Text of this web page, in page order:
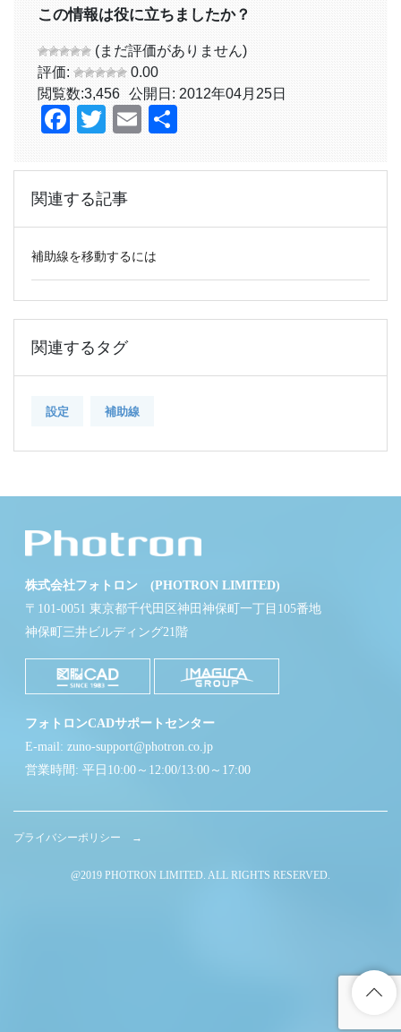
この情報は役に立ちましたか？
(まだ評価がありません)
評価:
0.00
閲覧数:3,456 公開日: 2012年04月25日
Facebook
TwitterEmail
関連する記事
補助線を移動するには
関連するタグ
設定 補助線
株式会社フォトロン (PHOTRON LIMITED)
〒101-0051 東京都千代田区神田神保町一丁目105番地
神保町三井ビルディング21階
フォトロンCADサポートセンター
E-mail: zuno-support@photron.co.jp
営業時間: 平日10:00～12:00/13:00～17:00
プライバシーポリシー →
@2019 PHOTRON LIMITED. ALL RIGHTS RESERVED.